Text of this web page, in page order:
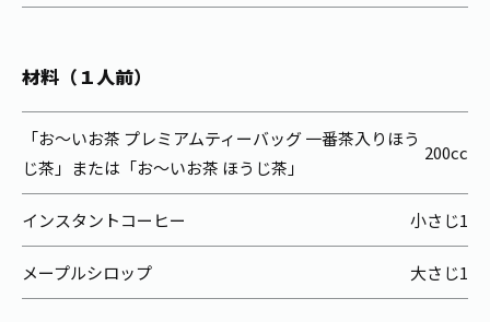
材料（１人前）
「お〜いお茶 プレミアムティーバッグ 一番茶入りほう
じ茶」または「お～いお茶 ほうじ茶」
200cc
インスタントコーヒー 小さじ1
メープルシロップ 大さじ1